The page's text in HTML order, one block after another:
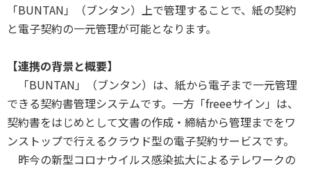
「BUNTAN」（ブンタン）上で管理することで、紙の契約
と電子契約の一元管理が可能となります。
【連携の背景と概要】
「BUNTAN」（ブンタン）は、紙から電子まで一元管理
できる契約書管理システムです。一方「freeeサイン」は、
契約書をはじめとして文書の作成・締結から管理までをワ
ンストップで行えるクラウド型の電子契約サービスです。
昨今の新型コロナウイルス感染拡大によるテレワークの